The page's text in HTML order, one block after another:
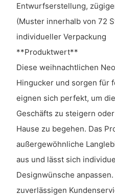
Entwurfserstellung,
(Muster innerhalb von 72
individueller Verpackung
**Produktwert**
Diese weihnachtlichen
Hingucker und sorgen für
eignen sich perfekt, um
Geschäfts zu steigern
Hause zu begehen. Das
außergewöhnliche
aus und lässt sich
Designwünsche
zuverlässigen